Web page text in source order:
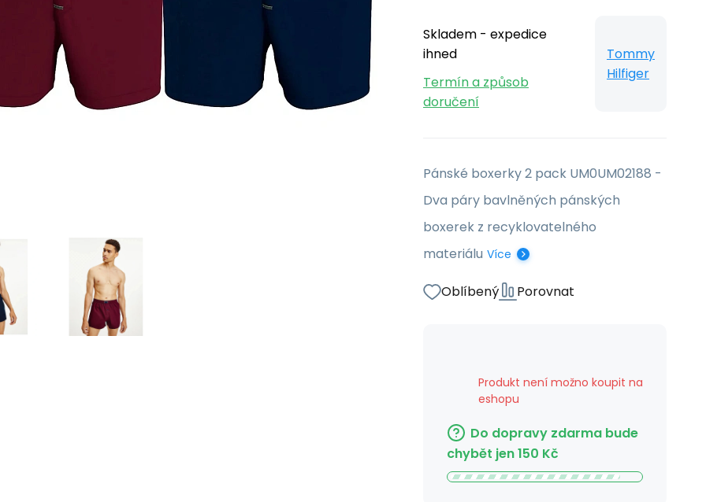
Skladem - expedice
ihned
Termín a způsob
doručení
Tommy
Hilfiger
Pánské boxerky 2 pack UM0UM02188 -
Dva páry bavlněných pánských
boxerek z recyklovatelného
materiálu Více
Oblíbený Porovnat
Produkt není možno koupit na
eshopu
Do dopravy zdarma bude
chybět jen150 Kč